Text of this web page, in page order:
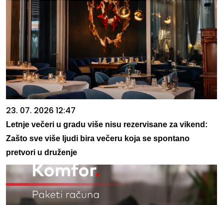
23. 07. 2026 12:47
Letnje večeri u gradu više nisu rezervisane za vikend:
Zašto sve više ljudi bira večeru koja se spontano
pretvori u druženje